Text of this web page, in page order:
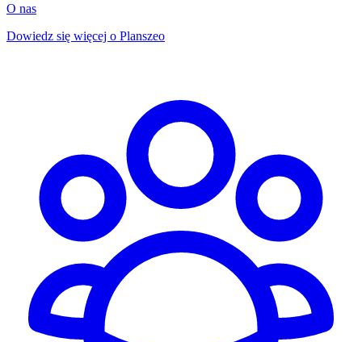
O nas
Dowiedz się więcej o Planszeo